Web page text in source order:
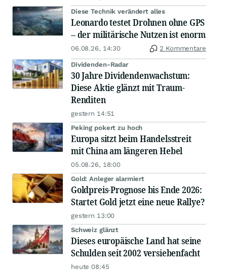
Diese Technik verändert alles
Leonardo testet Drohnen ohne GPS
– der militärische Nutzen ist enorm
06.08.26, 14:30 2 Kommentare
Dividenden-Radar
30 Jahre Dividendenwachstum:
Diese Aktie glänzt mit Traum-
Renditen
gestern 14:51
Peking pokert zu hoch
Europa sitzt beim Handelsstreit
mit China am längeren Hebel
05.08.26, 18:00
Gold: Anleger alarmiert
Goldpreis-Prognose bis Ende 2026:
Startet Gold jetzt eine neue Rallye?
gestern 13:00
Schweiz glänzt
Dieses europäische Land hat seine
Schulden seit 2002 versiebenfacht
heute 08:45